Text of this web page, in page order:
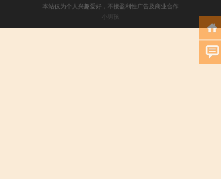
本站仅为个人兴趣爱好，不接盈利性广告及商业合作
小男孩